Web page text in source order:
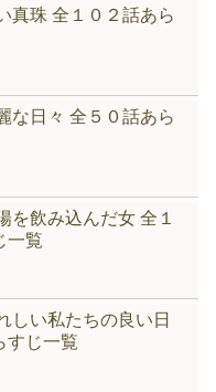
真珠 全１０２話あら
な日々 全５０話あら
を飲み込んだ女 全１
一覧
しい私たちの良い日
すじ一覧